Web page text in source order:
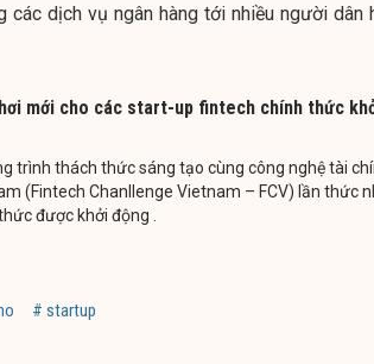
dịch vụ ngân hàng tới nhiều người dân
mới cho các start-up fintech chính thức
trình thách thức sáng tạo cùng công nghệ tài
(Fintech Chanllenge Vietnam – FCV) lần thức
được khởi động .
# startup